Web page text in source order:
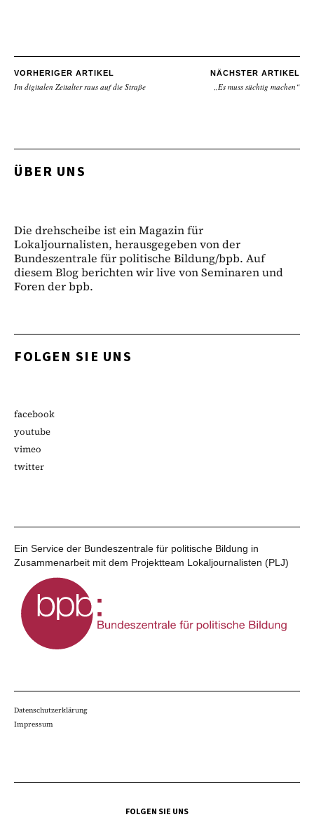
VORHERIGER ARTIKEL
Im digitalen Zeitalter raus auf die Straße
NÄCHSTER ARTIKEL
„Es muss süchtig machen“
ÜBER UNS
Die drehscheibe ist ein Magazin für
Lokaljournalisten, herausgegeben von der
Bundeszentrale für politische Bildung/bpb. Auf
diesem Blog berichten wir live von Seminaren und
Foren der bpb.
FOLGEN SIE UNS
facebook
youtube
vimeo
twitter
Ein Service der Bundeszentrale für politische Bildung in
Zusammenarbeit mit dem Projektteam Lokaljournalisten (PLJ)
Datenschutzerklärung
Impressum
FOLGEN SIE UNS